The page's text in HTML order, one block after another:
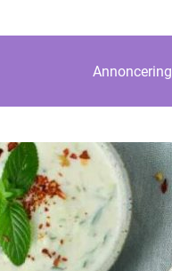
Annoncering